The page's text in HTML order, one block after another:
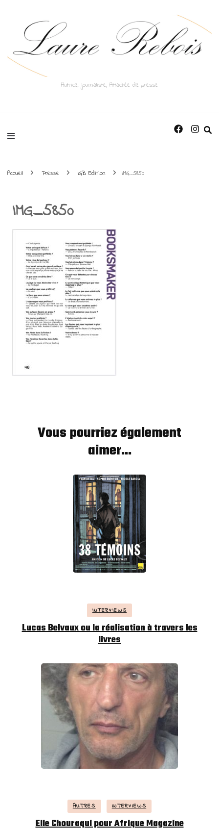
Autrice, journaliste, Attachée de presse
Accueil Presse IGB Edition IMG_5850
IMG_5850
Vous pourriez également
aimer...
INTERVIEWS
Lucas Belvaux ou la réalisation à travers les
livres
AUTRES INTERVIEWS
Elie Chouraqui pour Afrique Magazine